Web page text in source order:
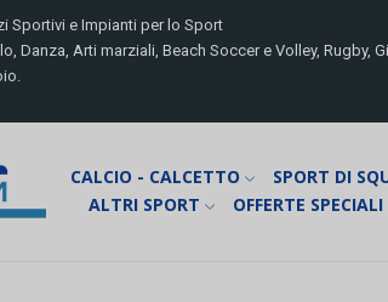
Sportivi e Impianti per lo Sport
Danza, Arti marziali, Beach Soccer e Volley, Rugby,
CALCIO - CALCETTO SPORT DI
ALTRI SPORT
OFFERTE SPECIALI